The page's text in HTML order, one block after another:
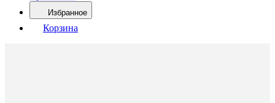
Избранное
Корзина